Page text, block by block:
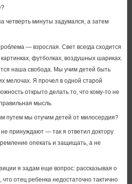
четверть минуты задумался, а затем
— взрослая. Свет всегда сходится
футболках, воздушных шариках.
наша свобода. Мы учим детей быть
мелочах. Я прочел в одной старой
открыто делать то, что кому-то не
мысль.
путем мы отучим детей от милосердия?
принуждают — так я ответил доктору
опекать и защищать, а не
я задам еще вопрос: рассказывая о
отец ребенка недостаточно тактично